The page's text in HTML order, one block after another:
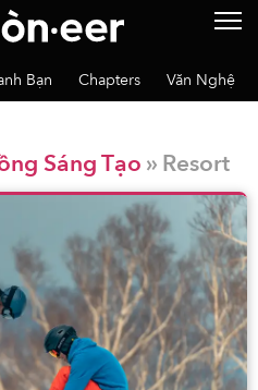
Bạn Chapters Văn Nghệ
Sáng Tạo » Resort